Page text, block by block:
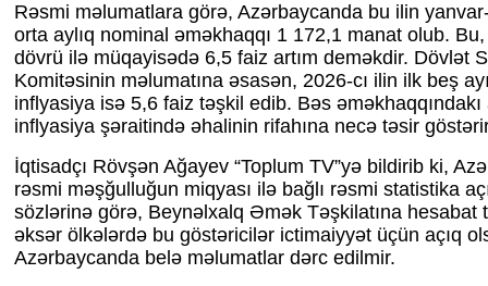
Rəsmi məlumatlara görə, Azərbaycanda bu ilin
orta aylıq nominal əməkhaqqı 1 172,1 manat olub.
dövrü ilə müqayisədə 6,5 faiz artım deməkdir. Dövlət
Komitəsinin məlumatına əsasən, 2026-cı ilin ilk beş
inflyasiya isə 5,6 faiz təşkil edib. Bəs əməkhaqqındakı
inflyasiya şəraitində əhalinin rifahına necə təsir
İqtisadçı Rövşən Ağayev “Toplum TV”yə bildirib ki,
rəsmi məşğulluğun miqyası ilə bağlı rəsmi statistika
sözlərinə görə, Beynəlxalq Əmək Təşkilatına hesabat
əksər ölkələrdə bu göstəricilər ictimaiyyət üçün açıq
Azərbaycanda belə məlumatlar dərc edilmir.